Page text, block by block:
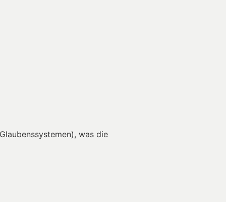
was die